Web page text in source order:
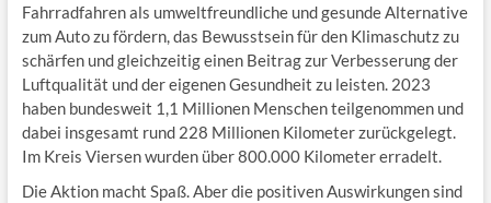
Fahrradfahren als umweltfreundliche und gesunde Alternative
zum Auto zu fördern, das Bewusstsein für den Klimaschutz zu
schärfen und gleichzeitig einen Beitrag zur Verbesserung der
Luftqualität und der eigenen Gesundheit zu leisten. 2023
haben bundesweit 1,1 Millionen Menschen teilgenommen und
dabei insgesamt rund 228 Millionen Kilometer zurückgelegt.
Im Kreis Viersen wurden über 800.000 Kilometer erradelt.
Die Aktion macht Spaß. Aber die positiven Auswirkungen sind